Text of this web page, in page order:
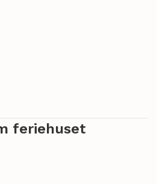
feriehuset